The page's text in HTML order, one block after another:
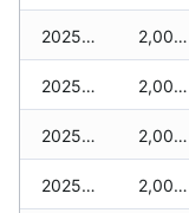
2025-12-11 2,000 zł
2025-12-10 2,000 zł
2025-12-09 2,000 zł
2025-12-08 2,000 zł